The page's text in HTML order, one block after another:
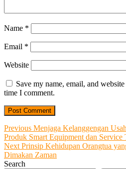
Name *
Email *
Website
Save my name, email, and
time I comment.
Post
navigation
Previous Previous
post:
Menjaga Kelanggengan
Produk Smart Equipment dan Service
Next Next
post:
Prinsip Kehidupan Orangtua
Dimakan Zaman
Search